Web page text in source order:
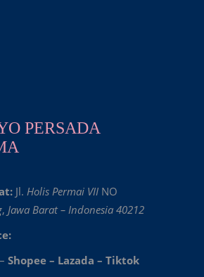
PERSADA
Jl. Holis Permai VII NO
, Jawa Barat – Indonesia 40212
– Shopee – Lazada – Tiktok